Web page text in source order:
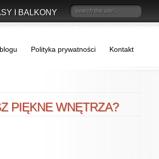
I BALKONY
Polityka prywatności Kontakt
PIĘKNE WNĘTRZA?